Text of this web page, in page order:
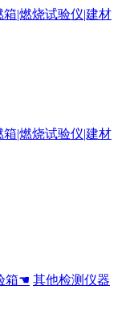
箱☚ 其他检测仪器